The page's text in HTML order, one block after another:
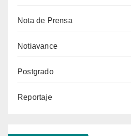
Nota de Prensa
Notiavance
Postgrado
Reportaje